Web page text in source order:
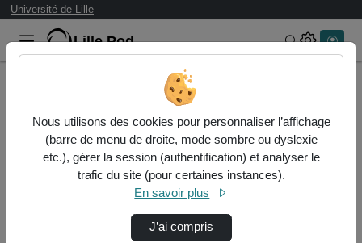
Université de Lille
Lille.Pod Rechercher
Résultats de la recherche
Filtres actifs (cliquer pour en retirer) :
icare-faculte-de-medecine-de-lille
conference
Nous utilisons des cookies pour personnaliser l’affichage
(barre de menu de droite, mode sombre ou dyslexie
etc.), gérer la session (authentification) et analyser le
trafic du site (pour certaines instances).
En savoir plus
J’ai compris